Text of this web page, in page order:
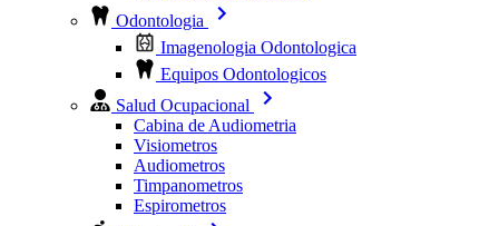
Odontologia
Imagenologia Odontologica
Equipos Odontologicos
Salud Ocupacional
Cabina de Audiometria
Visiometros
Audiometros
Timpanometros
Espirometros